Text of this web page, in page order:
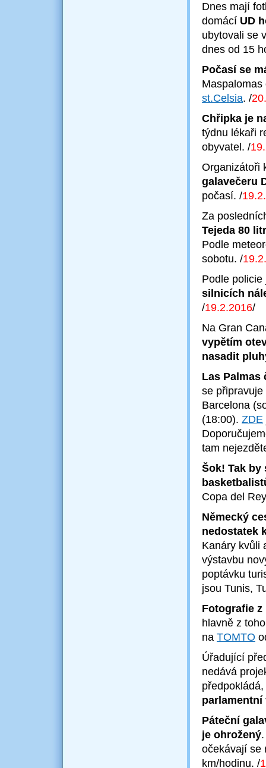
Dnes mají
domácí UD
ubytovali se
dnes od 15
Počasí se
st.Celsia. /
Chřipka je
týdnu lékaři
obyvatel. /
Organizátoři
galavečeru
počasí. /19.2
Za
Tejeda 80
Podle
sobotu. /19.2
Podle
silnicích
/19.2.2016/
Na Gran
vypětím
nasadit
Las Palmas
se
Barcelona
(18:00). ZDE
tam
Šok! Tak by
Copa del
Německý
nedostatek
Kanáry kvůli
výstavbu
poptávku
jsou Tunis,
Fotografie z
hlavně z
na TOMTO
Úřadující
nedává
parlamentní
Páteční
je ohrožený
očekávají se
km/hodinu. /